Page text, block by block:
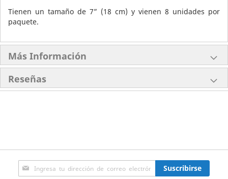
Tienen un tamaño de 7” (18 cm) y vienen 8 unidades por
paquete.
Más Información
Reseñas
Inscríbase
a
Suscribirse